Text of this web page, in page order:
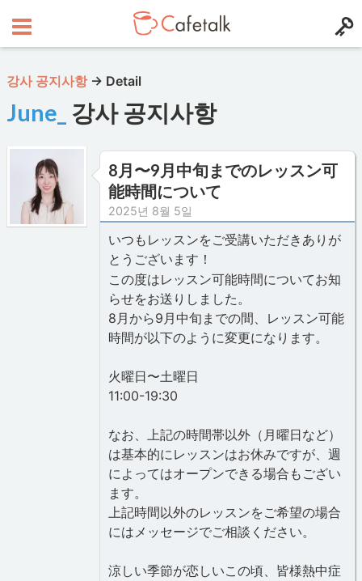
강사 공지사항 → Detail
June_ 강사 공지사항
8月〜9月中旬までのレッスン可
能時間について
2025년 8월 5일
いつもレッスンをご受講いただきありが
とうございます！
この度はレッスン可能時間についてお知
らせをお送りしました。
8月から9月中旬までの間、レッスン可能
時間が以下のように変更になります。
火曜日〜土曜日
11:00-19:30
なお、上記の時間帯以外（月曜日など）
は基本的にレッスンはお休みですが、週
によってはオープンできる場合もござい
ます。
上記時間以外のレッスンをご希望の場合
にはメッセージでご相談ください。
涼しい季節が恋しいこの頃、皆様熱中症